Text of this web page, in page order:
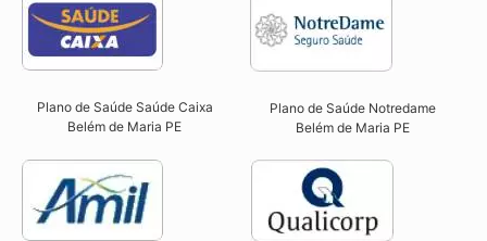
Plano de Saúde Saúde Caixa
Belém de Maria PE​
Plano de Saúde Notredame
Belém de Maria PE​